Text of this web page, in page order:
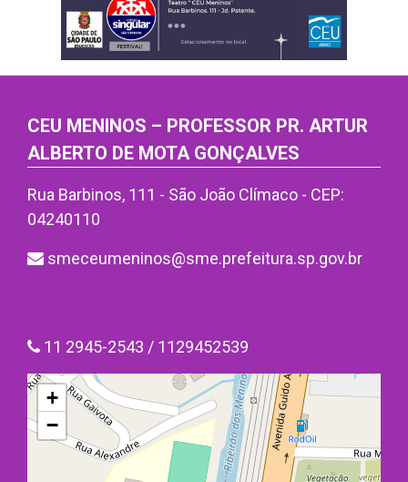
CEU MENINOS – PROFESSOR PR. ARTUR
ALBERTO DE MOTA GONÇALVES
Rua Barbinos, 111 - São João Clímaco - CEP:
04240110
smeceumeninos@sme.prefeitura.sp.gov.br
11 2945-2543 / 1129452539
+
−